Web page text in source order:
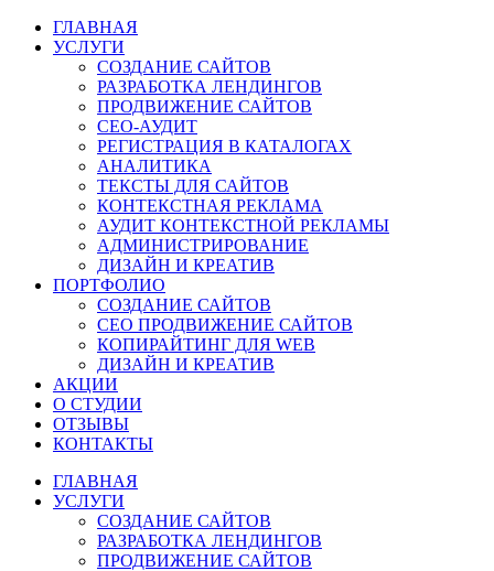
ГЛАВНАЯ
УСЛУГИ
СОЗДАНИЕ САЙТОВ
РАЗРАБОТКА ЛЕНДИНГОВ
ПРОДВИЖЕНИЕ САЙТОВ
СЕО-АУДИТ
РЕГИСТРАЦИЯ В КАТАЛОГАХ
АНАЛИТИКА
ТЕКСТЫ ДЛЯ САЙТОВ
КОНТЕКСТНАЯ РЕКЛАМА
АУДИТ КОНТЕКСТНОЙ РЕКЛАМЫ
АДМИНИСТРИРОВАНИЕ
ДИЗАЙН И КРЕАТИВ
ПОРТФОЛИО
СОЗДАНИЕ САЙТОВ
СЕО ПРОДВИЖЕНИЕ САЙТОВ
КОПИРАЙТИНГ ДЛЯ WEB
ДИЗАЙН И КРЕАТИВ
АКЦИИ
О СТУДИИ
ОТЗЫВЫ
КОНТАКТЫ
ГЛАВНАЯ
УСЛУГИ
СОЗДАНИЕ САЙТОВ
РАЗРАБОТКА ЛЕНДИНГОВ
ПРОДВИЖЕНИЕ САЙТОВ